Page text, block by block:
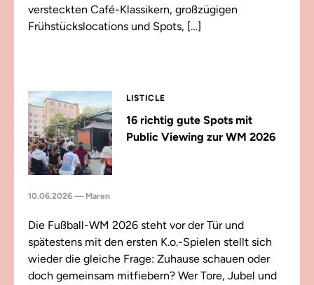
versteckten Café-Klassikern, großzügigen
Frühstückslocations und Spots, […]
LISTICLE
16 richtig gute Spots mit
Public Viewing zur WM 2026
10.06.2026 — Maren
Die Fußball-WM 2026 steht vor der Tür und
spätestens mit den ersten K.o.-Spielen stellt sich
wieder die gleiche Frage: Zuhause schauen oder
doch gemeinsam mitfiebern? Wer Tore, Jubel und